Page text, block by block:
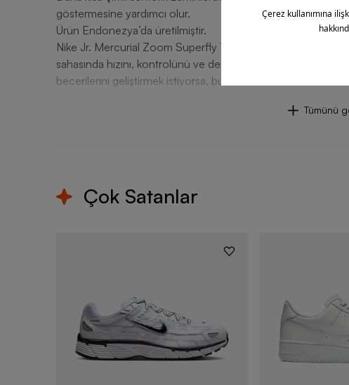
göstermesine yardımcı olur.
Ürün Endonezya’da üretilmiştir.
Nike Jr. Mercurial Zoom Superfly 10 Academy TF Turf
sahasında hızını, kontrolünü ve dengesini artırmak için özel
becerilerini geliştirmek istiyorsa, bu Nike futbol modelini
Tümünü
Çok Satanlar